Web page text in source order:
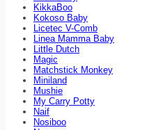
KikkaBoo
Kokoso Baby
Licetec V-Comb
Linea Mamma Baby
Little Dutch
Magic
Matchstick Monkey
Miniland
Mushie
My Carry Potty
Naif
Nosiboo